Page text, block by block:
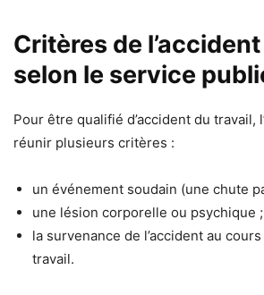
Critères de
selon le service
Pour être qualifié d’accident du travail,
réunir plusieurs critères :
un événement soudain (une chute
une lésion corporelle ou psychique ;
la survenance de l’accident au cours
travail.